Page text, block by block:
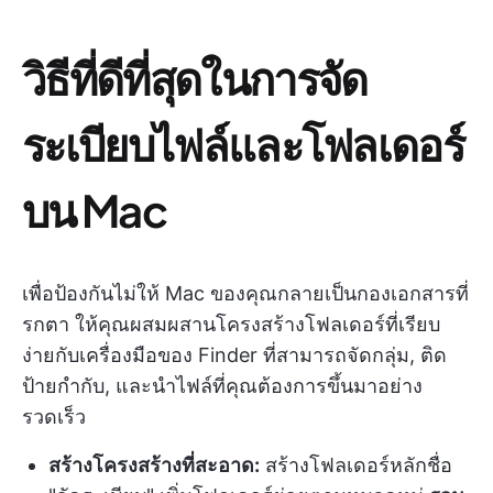
วิธีที่ดีที่สุดในการจัด
ระเบียบไฟล์และโฟลเดอร์
บน Mac
เพื่อป้องกันไม่ให้ Mac ของคุณกลายเป็นกองเอกสารที่
รกตา ให้คุณผสมผสานโครงสร้างโฟลเดอร์ที่เรียบ
ง่ายกับเครื่องมือของ Finder ที่สามารถจัดกลุ่ม, ติด
ป้ายกำกับ, และนำไฟล์ที่คุณต้องการขึ้นมาอย่าง
รวดเร็ว
สร้างโครงสร้างที่สะอาด: สร้างโฟลเดอร์หลักชื่อ